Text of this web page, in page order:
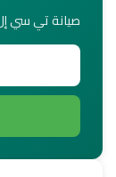
صيانة تي سي